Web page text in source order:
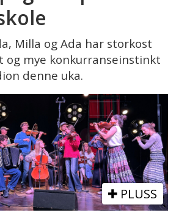
Milla og Ada har storkost
og mye konkurranseinstinkt
denne uka.
PLUSS